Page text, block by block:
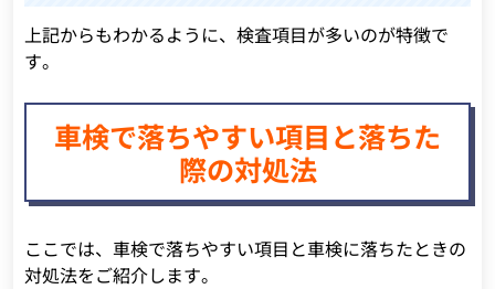
上記からもわかるように、検査項目が多いのが特徴で
す。
車検で落ちやすい項目と落ちた
際の対処法
ここでは、車検で落ちやすい項目と車検に落ちたときの
対処法をご紹介します。